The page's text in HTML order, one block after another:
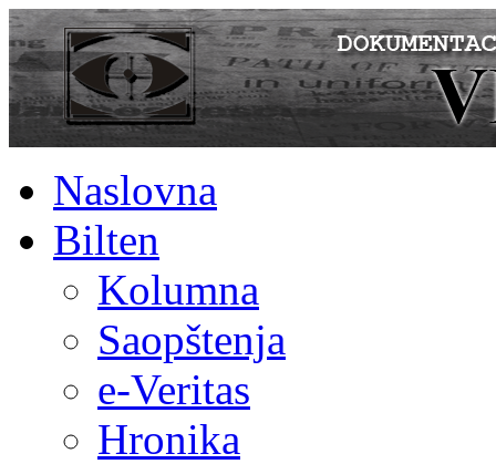
Naslovna
Bilten
Kolumna
Saopštenja
e-Veritas
Hronika